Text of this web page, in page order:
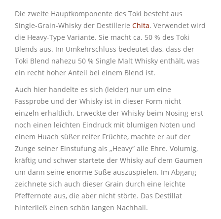
Die zweite Hauptkomponente des Toki besteht aus
Single-Grain-Whisky der Destillerie Chita. Verwendet wird
die Heavy-Type Variante. Sie macht ca. 50 % des Toki
Blends aus. Im Umkehrschluss bedeutet das, dass der
Toki Blend nahezu 50 % Single Malt Whisky enthält, was
ein recht hoher Anteil bei einem Blend ist.
Auch hier handelte es sich (leider) nur um eine
Fassprobe und der Whisky ist in dieser Form nicht
einzeln erhältlich. Erweckte der Whisky beim Nosing erst
noch einen leichten Eindruck mit blumigen Noten und
einem Huach süßer reifer Früchte, machte er auf der
Zunge seiner Einstufung als „Heavy“ alle Ehre. Volumig,
kräftig und schwer startete der Whisky auf dem Gaumen
um dann seine enorme Süße auszuspielen. Im Abgang
zeichnete sich auch dieser Grain durch eine leichte
Pfeffernote aus, die aber nicht störte. Das Destillat
hinterließ einen schön langen Nachhall.